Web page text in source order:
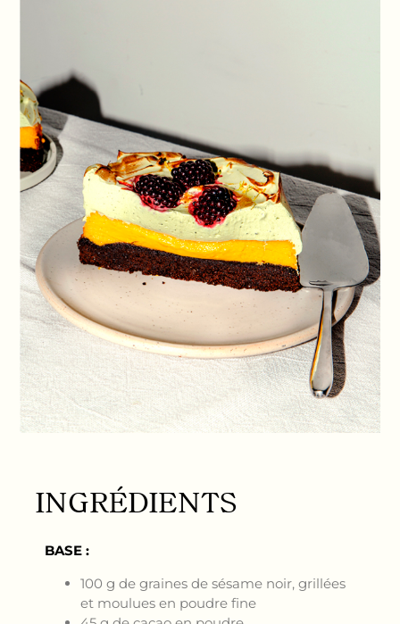
INGRÉDIENTS
BASE :
100 g de graines de sésame noir, grillées
et moulues en poudre fine